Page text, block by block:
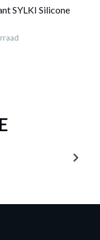
SYLKI Silicone